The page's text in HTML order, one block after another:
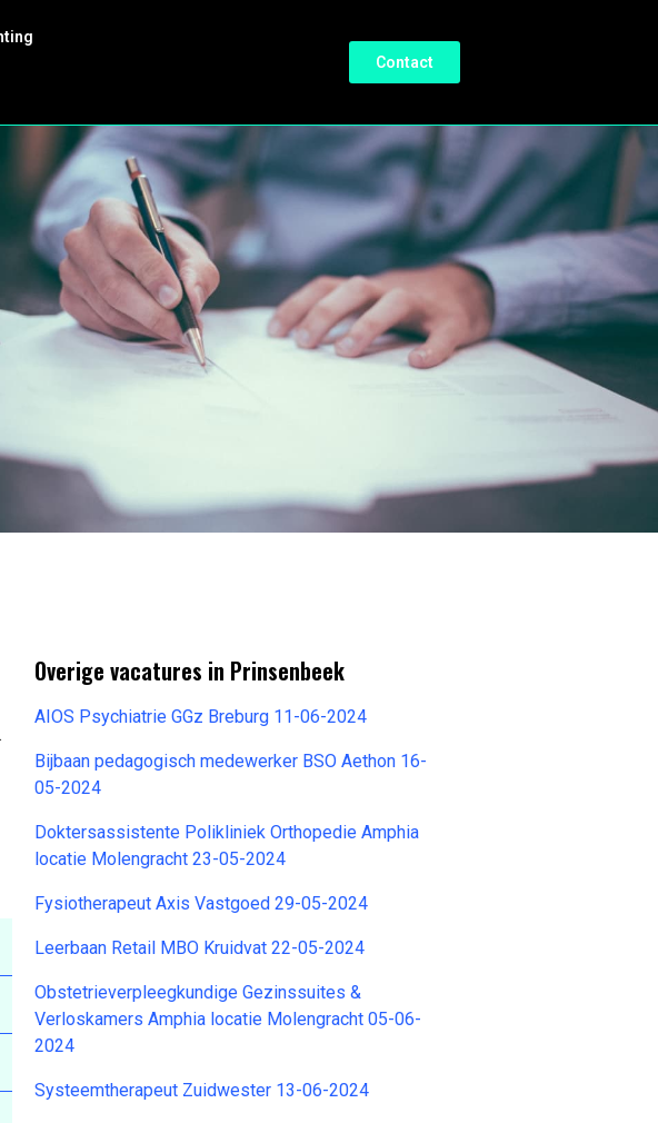
Contact
Overige vacatures in Prinsenbeek
AIOS Psychiatrie GGz Breburg 11-06-2024
Bijbaan pedagogisch medewerker BSO Aethon 16-
05-2024
Doktersassistente Polikliniek Orthopedie Amphia
locatie Molengracht 23-05-2024
Fysiotherapeut Axis Vastgoed 29-05-2024
Leerbaan Retail MBO Kruidvat 22-05-2024
Obstetrieverpleegkundige Gezinssuites &
Verloskamers Amphia locatie Molengracht 05-06-
2024
Systeemtherapeut Zuidwester 13-06-2024